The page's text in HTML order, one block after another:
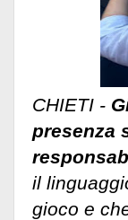
CHIETI -
presenza
il
gioco e